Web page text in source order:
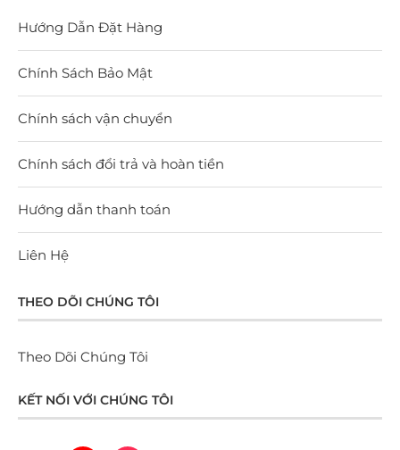
Hướng Dẫn Đặt Hàng
Chính Sách Bảo Mật
Chính sách vận chuyển
Chính sách đổi trả và hoàn tiền
Hướng dẫn thanh toán
Liên Hệ
THEO DÕI CHÚNG TÔI
Theo Dõi Chúng Tôi
KẾT NỐI VỚI CHÚNG TÔI